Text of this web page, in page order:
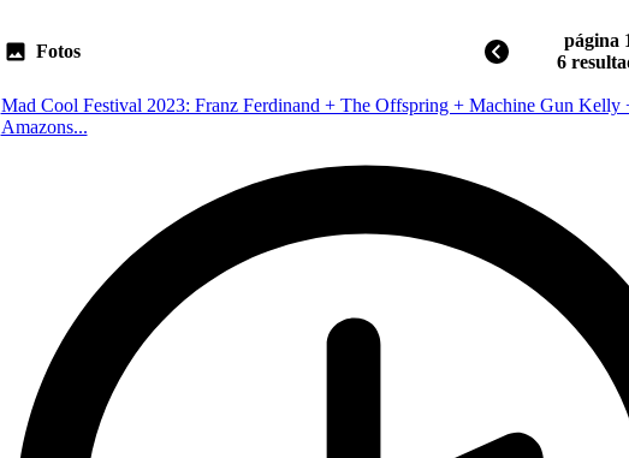
Fotos
página
6
Mad Cool Festival 2023: Franz Ferdinand + The Offspring + Machine Gun Kelly
Amazons...